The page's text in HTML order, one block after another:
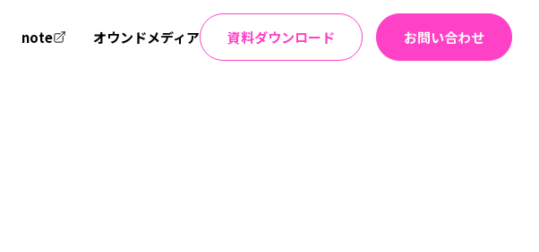
note オウンドメディア 資料ダウンロード お問い合わせ